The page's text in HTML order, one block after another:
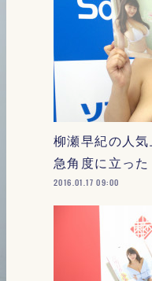
柳瀬早紀の人
急角度に立った
2016.01.17 09:00